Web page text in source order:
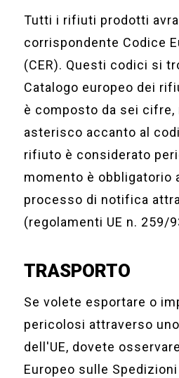
Tutti i rifiuti prodotti
corrispondente Codice
(CER). Questi codici si
Catalogo europeo dei
è composto da sei cifre,
asterisco accanto al
rifiuto è considerato
momento è obbligatorio
processo di notifica
(regolamenti UE n. 259/
TRASPORTO
Se volete esportare o
pericolosi attraverso
dell'UE, dovete
Europeo sulle